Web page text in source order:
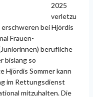
2025
verletzu
bei Hjördis
Frauen-
berufliche
bislang so
Hjördis Sommer kann
im Rettungsdienst
mitzuhalten. Die